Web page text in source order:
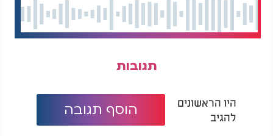
תגובות
היו הראשונים
להגיב
הוסף תגובה